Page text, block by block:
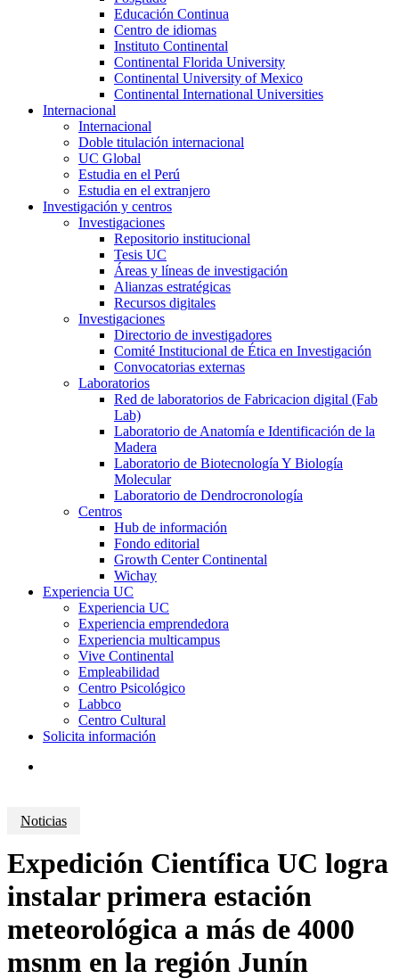
Educación Continua
Centro de idiomas
Instituto Continental
Continental Florida University
Continental University of Mexico
Continental International Universities
Internacional
Internacional
Doble titulación internacional
UC Global
Estudia en el Perú
Estudia en el extranjero
Investigación y centros
Investigaciones
Repositorio institucional
Tesis UC
Áreas y líneas de investigación
Alianzas estratégicas
Recursos digitales
Investigaciones
Directorio de investigadores
Comité Institucional de Ética en Investigación
Convocatorias externas
Laboratorios
Red de laboratorios de Fabricacion digital (Fab
Lab)
Laboratorio de Anatomía e Identificación de la
Madera
Laboratorio de Biotecnología Y Biología
Molecular
Laboratorio de Dendrocronología
Centros
Hub de información
Fondo editorial
Growth Center Continental
Wichay
Experiencia UC
Experiencia UC
Experiencia emprendedora
Experiencia multicampus
Vive Continental
Empleabilidad
Centro Psicológico
Labbco
Centro Cultural
Solicita información
Noticias
Expedición Científica UC logra
instalar primera estación
meteorológica a más de 4000
msnm en la región Junín